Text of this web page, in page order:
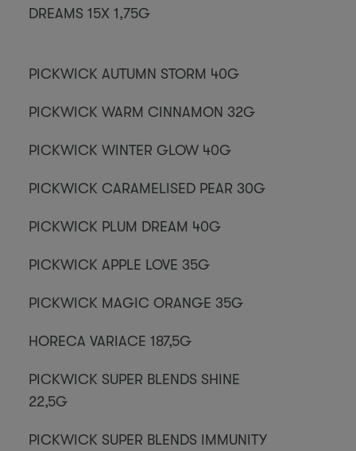
DREAMS 15X 1,75G
PICKWICK AUTUMN STORM 40G
PICKWICK WARM CINNAMON 32G
PICKWICK WINTER GLOW 40G
PICKWICK CARAMELISED PEAR 30G
PICKWICK PLUM DREAM 40G
PICKWICK APPLE LOVE 35G
PICKWICK MAGIC ORANGE 35G
HORECA VARIACE 187,5G
PICKWICK SUPER BLENDS SHINE
22,5G
PICKWICK SUPER BLENDS IMMUNITY